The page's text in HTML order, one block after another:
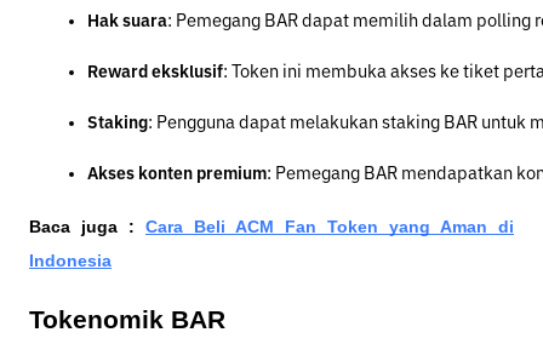
Hak suara: Pemegang BAR dapat memilih dalam polling
Reward eksklusif: Token ini membuka akses ke tiket
Staking: Pengguna dapat melakukan staking BAR untuk
Akses konten premium: Pemegang BAR mendapatkan
Baca juga : Cara Beli ACM Fan Token yang Aman di
Indonesia
Tokenomik BAR